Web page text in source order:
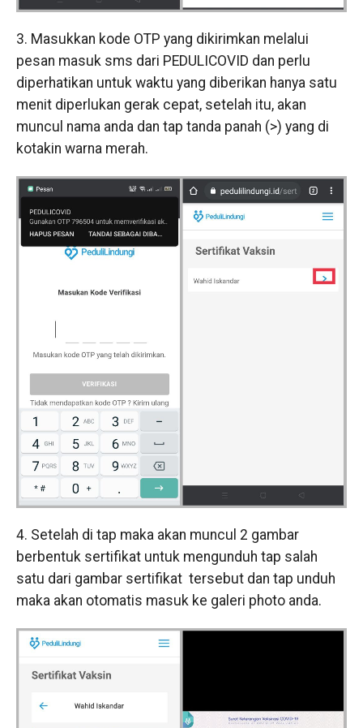
3. Masukkan kode OTP yang dikirimkan melalui
pesan masuk sms dari PEDULICOVID dan perlu
diperhatikan untuk waktu yang diberikan hanya satu
menit diperlukan gerak cepat, setelah itu, akan
muncul nama anda dan tap tanda panah (>) yang di
kotakin warna merah.
4. Setelah di tap maka akan muncul 2 gambar
berbentuk sertifikat untuk mengunduh tap salah
satu dari gambar sertifikat tersebut dan tap unduh
maka akan otomatis masuk ke galeri photo anda.